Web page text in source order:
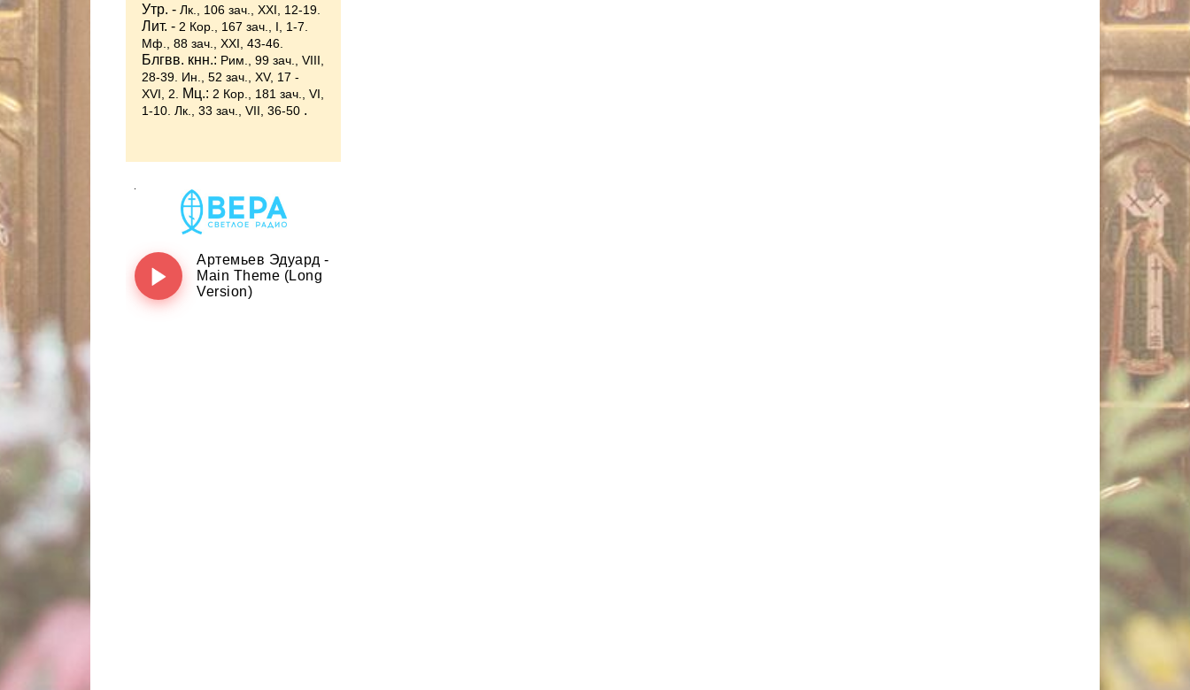
Утр. - Лк., 106 зач., XXI, 12-19.
Лит. - 2 Кор., 167 зач., I, 1-7.
Мф., 88 зач., XXI, 43-46.
Блгвв. кнн.: Рим., 99 зач., VIII,
28-39. Ин., 52 зач., XV, 17 -
XVI, 2.
Мц.: 2 Кор., 181 зач., VI,
1-10. Лк., 33 зач., VII, 36-50 .